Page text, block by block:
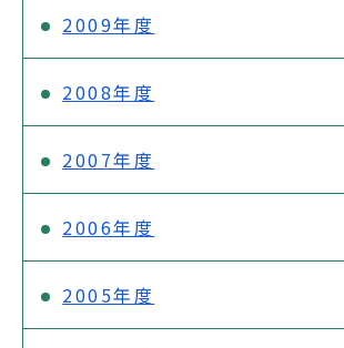
2009年度
2008年度
2007年度
2006年度
2005年度